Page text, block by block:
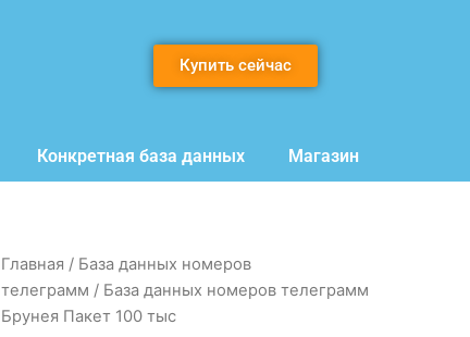
Купить сейчас
Конкретная база данных Магазин
Главная / База данных номеров
телеграмм / База данных номеров телеграмм
Брунея Пакет 100 тыс
Количество
данных